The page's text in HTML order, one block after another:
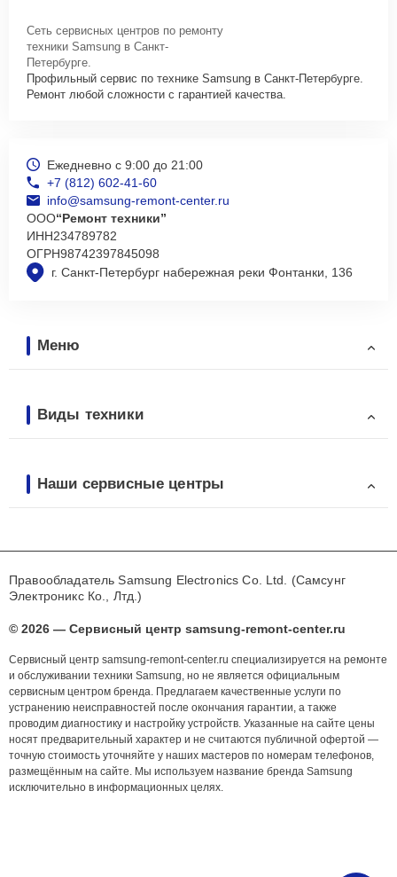
Сеть сервисных центров по ремонту
техники Samsung в Санкт-
Петербурге.
Профильный сервис по технике Samsung в Санкт-Петербурге.
Ремонт любой сложности с гарантией качества.
г. Санкт-Петербург набережная реки Фонтанки, 136
Ежедневно с 9:00 до 21:00
+7 (812) 602-41-60
info@samsung-remont-center.ru
ООО“Ремонт техники”
ИНН234789782
ОГРН98742397845098
Меню
Виды техники
Наши сервисные центры
Правообладатель Samsung Electronics Co. Ltd. (Самсунг
Электроникс Ко., Лтд.)
© 2026 — Сервисный центр samsung-remont-center.ru
Сервисный центр samsung-remont-center.ru специализируется на ремонте
и обслуживании техники Samsung, но не является официальным
сервисным центром бренда. Предлагаем качественные услуги по
устранению неисправностей после окончания гарантии, а также
проводим диагностику и настройку устройств. Указанные на сайте цены
носят предварительный характер и не считаются публичной офертой —
точную стоимость уточняйте у наших мастеров по номерам телефонов,
размещённым на сайте. Мы используем название бренда Samsung
исключительно в информационных целях.